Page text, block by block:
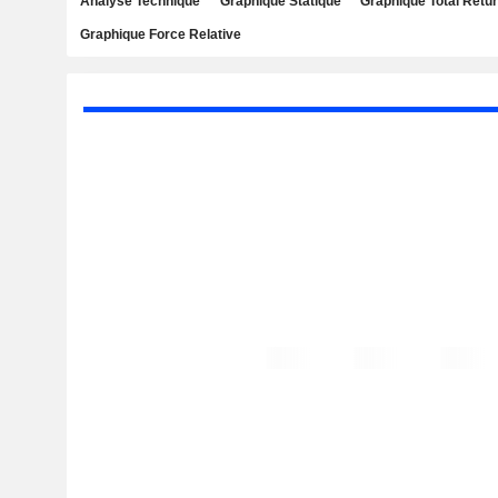
Graphique Force Relative